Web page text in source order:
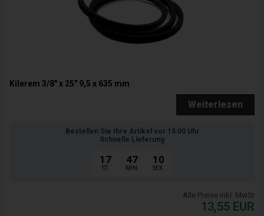
Kilerem 3/8" x 25" 9,5 x 635 mm
Weiterlesen
Bestellen Sie Ihre Artikel vor 15:00 Uhr
Schnelle Lieferung
17
ST.
47
MIN.
09
SEK.
Alle Preise inkl. MwSt
13,55 EUR